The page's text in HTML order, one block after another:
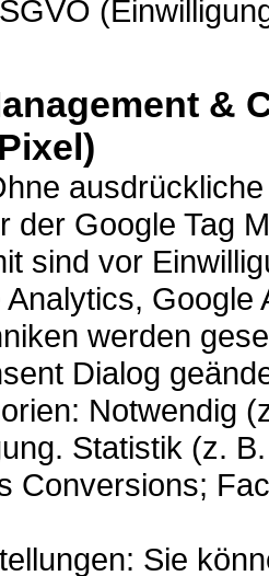
&
der Google Tag
sind vor
werden
Dialog
Notwendig
Statistik (z.
Conversions;
Sie